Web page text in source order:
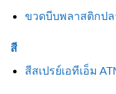
ขวดบีบพลาสติกป
สี
สีสเปรย์เอทีเอ็ม